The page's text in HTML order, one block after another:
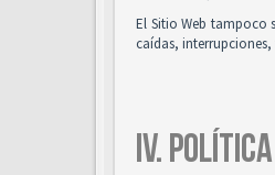
El Sitio Web tampoco
caídas,
IV.